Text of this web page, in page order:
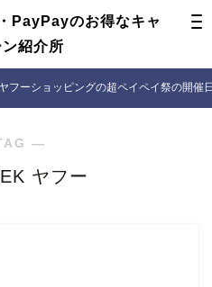
PayPayのお得なキャ
ン紹介所
フーショッピングの超ペイペイ祭の開催
―
ヤフー